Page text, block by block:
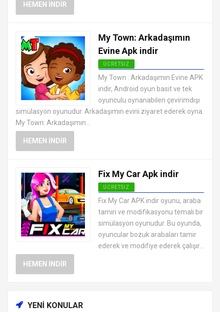
HEMEN İNDIR
My Town: Arkadaşımın
Evine Apk indir
ÜCRETSIZ
EN İYI ANDROID APK OYUNLARI
ÜCRETSIZ
My Town : Arkadaşımın Evine APK
indir, Android oyun basit ve tek
oyunculu oynanabilen çevirimdışı
simülasyon oyunudur. Arkadaşımın evini ziyaret ederek oyna.
My Town: Arkadaşımın...
HEMEN İNDIR
Fix My Car Apk indir
ÜCRETSIZ
EN İYI ANDROID APK OYUNLARI
ÜCRETSIZ
Fix My Car APK indir oyunu, araba
tamiri ve modifikasyonu temalı bir
simülasyon oyunudur. Bu oyunda,
oyuncular bozuk arabaları tamir
ederek ve modifiye ederek çalışır...
HEMEN İNDIR
YENI KONULAR